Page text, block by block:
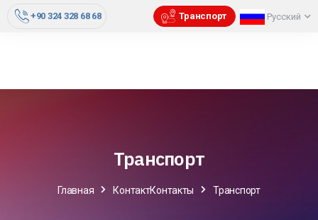
+90 324 328 68 68 Транспорт Русский
Транспорт
Главная КонтактКонтакты Транспорт